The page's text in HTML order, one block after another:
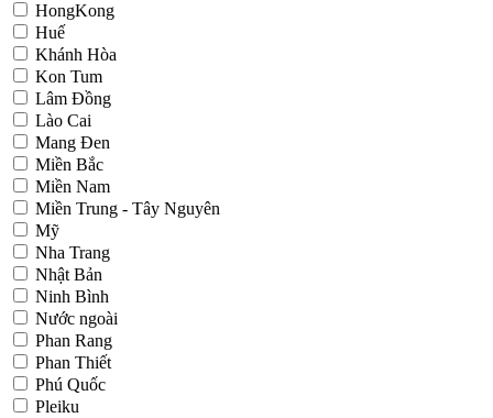
HongKong
Huế
Khánh Hòa
Kon Tum
Lâm Đồng
Lào Cai
Mang Đen
Miền Bắc
Miền Nam
Miền Trung - Tây Nguyên
Mỹ
Nha Trang
Nhật Bản
Ninh Bình
Nước ngoài
Phan Rang
Phan Thiết
Phú Quốc
Pleiku